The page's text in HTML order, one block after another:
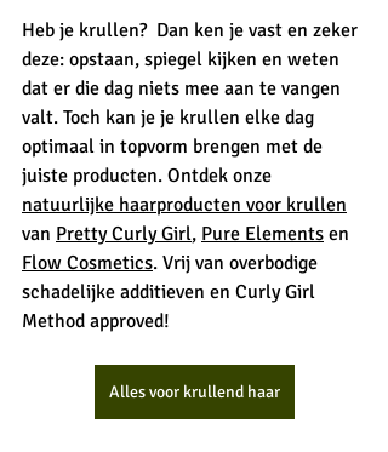
Heb je krullen?  Dan ken je vast en zeker
deze: opstaan, spiegel kijken en weten
dat er die dag niets mee aan te vangen
valt. Toch kan je je krullen elke dag
optimaal in topvorm brengen met de
juiste producten. Ontdek onze
natuurlijke haarproducten voor krullen
van Pretty Curly Girl, Pure Elements en
Flow Cosmetics. Vrij van overbodige
schadelijke additieven en Curly Girl
Method approved!
Alles voor krullend haar